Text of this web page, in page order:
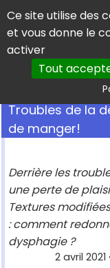
Panneau de gestion
Ce site utilise des
et vous donne le
activer
Tout
Troubles de la
de manger!
Derrière les
une perte de
Textures
: comment
dysphagie ?
2 avril 2021